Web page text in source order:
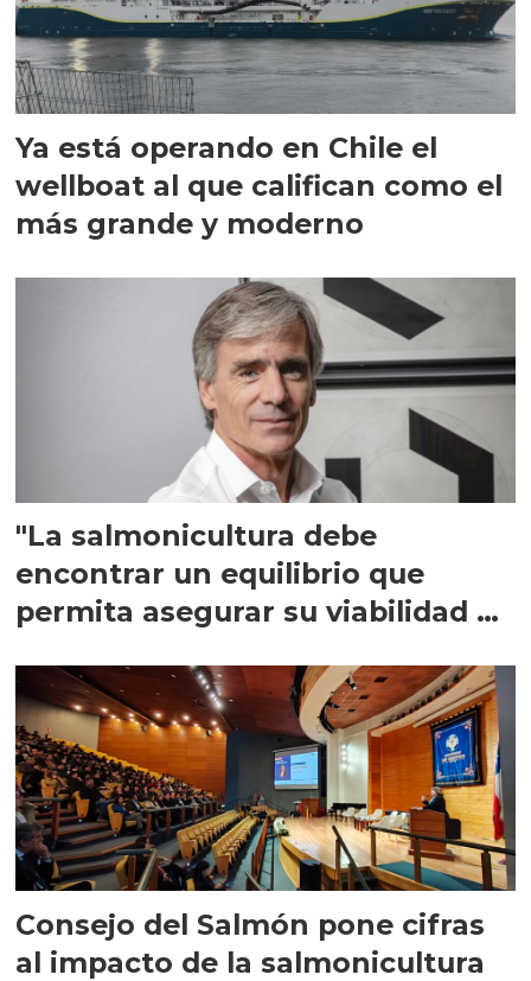
Ya está operando en Chile el
wellboat al que califican como el
más grande y moderno
"La salmonicultura debe
encontrar un equilibrio que
permita asegurar su viabilidad de
Consejo del Salmón pone cifras
al impacto de la salmonicultura